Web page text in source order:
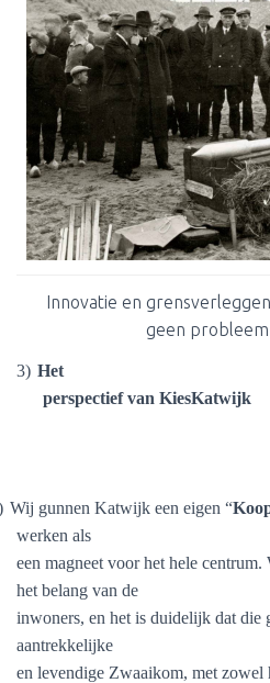
Innovatie en
geen
3) Het
perspectief van KiesKatwijk
Wij gunnen Katwijk een eigen “
werken als
een magneet voor het hele
het belang van de
inwoners, en het is duidelijk dat die
aantrekkelijke
en levendige Zwaaikom, met zowel